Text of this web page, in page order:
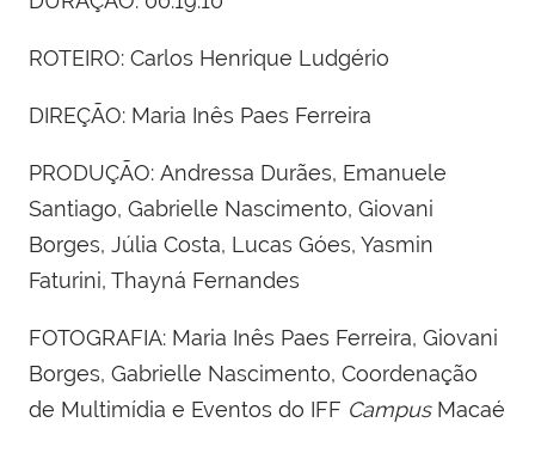
ROTEIRO: Carlos Henrique Ludgério
DIREÇÃO: Maria Inês Paes Ferreira
PRODUÇÃO: Andressa Durães, Emanuele
Santiago, Gabrielle Nascimento, Giovani
Borges, Júlia Costa, Lucas Góes, Yasmin
Faturini, Thayná Fernandes
FOTOGRAFIA: Maria Inês Paes Ferreira, Giovani
Borges, Gabrielle Nascimento, Coordenação
de Multimídia e Eventos do IFF CampusMacaé